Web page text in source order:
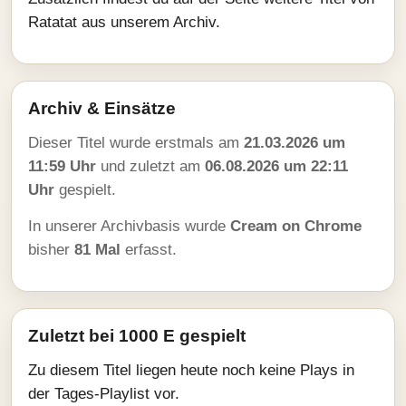
Ratatat aus unserem Archiv.
Archiv & Einsätze
Dieser Titel wurde erstmals am 21.03.2026 um
11:59 Uhr und zuletzt am 06.08.2026 um 22:11
Uhr gespielt.
In unserer Archivbasis wurde Cream on Chrome
bisher 81 Mal erfasst.
Zuletzt bei 1000 E gespielt
Zu diesem Titel liegen heute noch keine Plays in
der Tages-Playlist vor.